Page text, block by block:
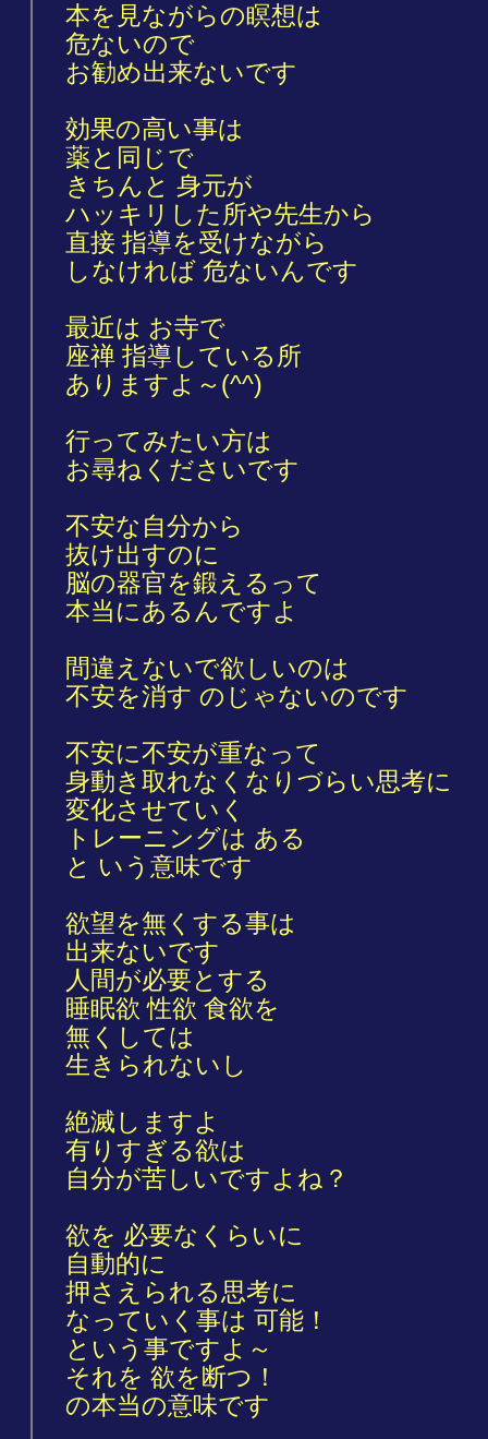
本を見ながらの瞑想は
危ないので
お勧め出来ないです
効果の高い事は
薬と同じで
きちんと 身元が
ハッキリした所や先生から
直接 指導を受けながら
しなければ 危ないんです
最近は お寺で
座禅 指導している所
ありますよ～(^^)
行ってみたい方は
お尋ねくださいです
不安な自分から
抜け出すのに
脳の器官を鍛えるって
本当にあるんですよ
間違えないで欲しいのは
不安を消す のじゃないのです
不安に不安が重なって
身動き取れなくなりづらい思考に
変化させていく
トレーニングは ある
と いう意味です
欲望を無くする事は
出来ないです
人間が必要とする
睡眠欲 性欲 食欲を
無くしては
生きられないし
絶滅しますよ
有りすぎる欲は
自分が苦しいですよね？
欲を 必要なくらいに
自動的に
押さえられる思考に
なっていく事は 可能！
という事ですよ～
それを 欲を断つ！
の本当の意味です